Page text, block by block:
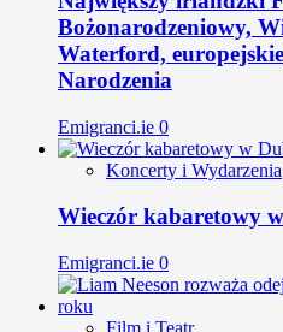
Bożonarodzeniowy,
Waterford,
Narodzenia
Emigranci.ie 0
Koncerty i Wydarzenia
Wieczór kabaretowy
Emigranci.ie 0
Film i Teatr